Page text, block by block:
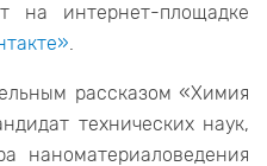
на интернет-площадке
.
рассказом «Химия
технических наук,
наноматериаловедения